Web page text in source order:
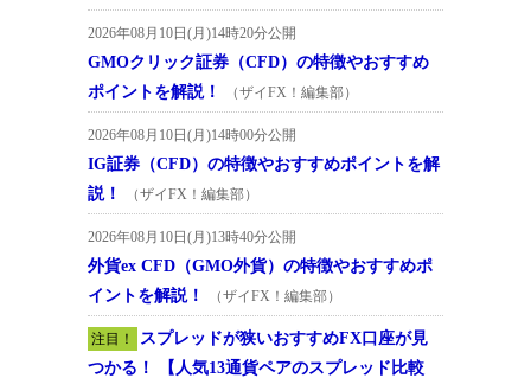
2026年08月10日(月)14時20分公開
GMOクリック証券（CFD）の特徴やおすすめ
ポイントを解説！
（ザイFX！編集部）
2026年08月10日(月)14時00分公開
IG証券（CFD）の特徴やおすすめポイントを解
説！
（ザイFX！編集部）
2026年08月10日(月)13時40分公開
外貨ex CFD（GMO外貨）の特徴やおすすめポ
イントを解説！
（ザイFX！編集部）
注目！
スプレッドが狭いおすすめFX口座が見
つかる！ 【人気13通貨ペアのスプレッド比較